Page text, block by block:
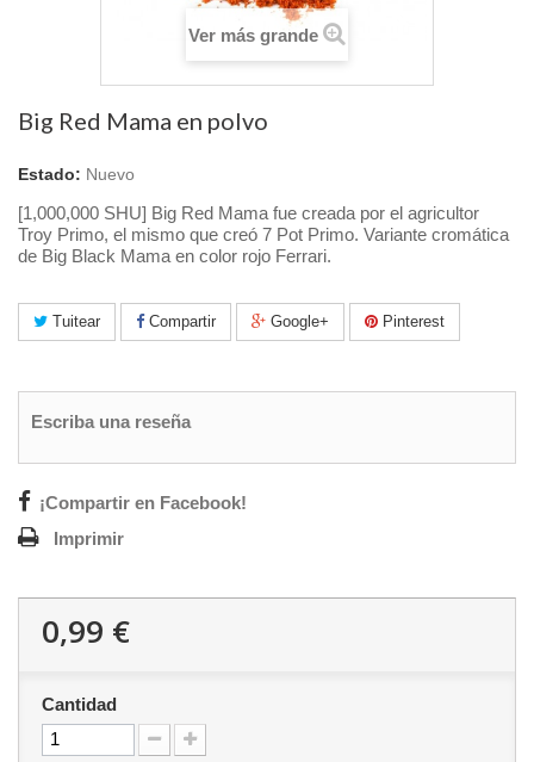
Ver más grande
Big Red Mama en polvo
Estado: Nuevo
[1,000,000 SHU] Big Red Mama fue creada por el agricultor
Troy Primo, el mismo que creó 7 Pot Primo. Variante cromática
de Big Black Mama en color rojo Ferrari.
Tuitear Compartir Google+ Pinterest
Escriba una reseña
¡Compartir en Facebook!
Imprimir
0,99 €
Cantidad